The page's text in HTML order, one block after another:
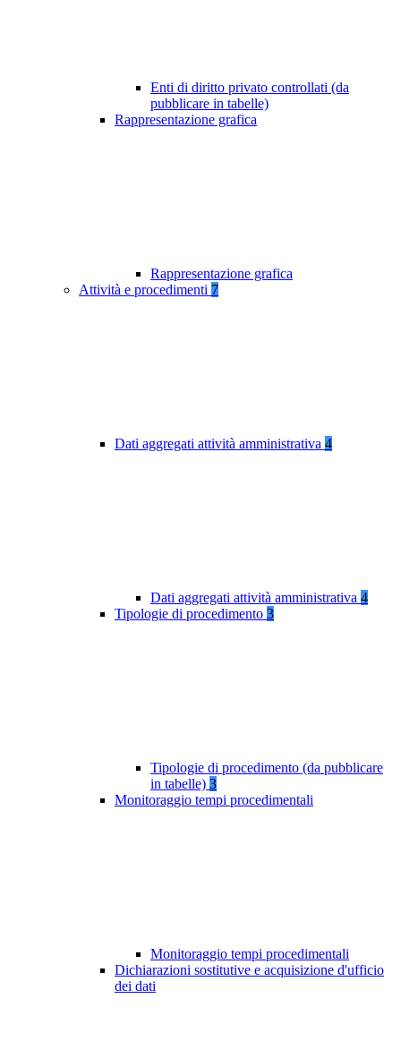
Enti di diritto privato controllati (da
pubblicare in tabelle)
Rappresentazione grafica
Rappresentazione grafica
Attività e procedimenti 7
Dati aggregati attività amministrativa 4
Dati aggregati attività amministrativa 4
Tipologie di procedimento 3
Tipologie di procedimento (da pubblicare
in tabelle) 3
Monitoraggio tempi procedimentali
Monitoraggio tempi procedimentali
Dichiarazioni sostitutive e acquisizione d'ufficio
dei dati